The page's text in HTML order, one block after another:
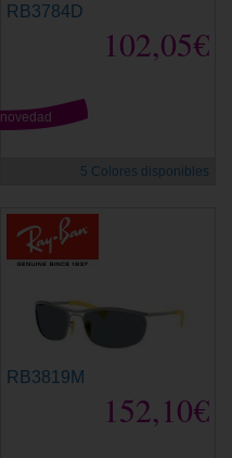
RB3784D
102,05€
novedad
5 Colores disponibles
RB3819M
152,10€